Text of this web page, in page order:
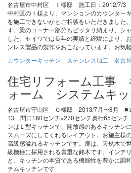
名古屋市中村区 Ｉ様邸 施工日：2012/7/3
中村区のＩ様より、マンションのカウンター
を施工できないかとご相談をいただきました
す。梁のコーナー部分もピッタリ納まり、シ
した。セイワでは長年の実績と経験により、
ンレス製品の製作をおこなっています。お気
カウンターキッチン ステンレス加工 名古
住宅リフォーム工事
ォーム システムキ
名古屋市守山区 Ｏ様邸 2013/7月〜8月 ■
13 間口180センチ×270センチ奥行65セン
ンはＬ型キッチンで、開放感のあるキッチン
スムーズにしてくれるレイアウト。お施主様
高級感溢れるキッチンです。扉は、天然木で
級機種に採用される貴重な銘木です。インテ
と、キッチンの本質である機能性を豊かに調
テムキッチンです